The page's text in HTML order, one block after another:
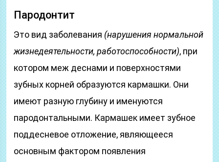
Пародонтит
Это вид заболевания (нарушения нормальной
жизнедеятельности, работоспособности), при
котором меж деснами и поверхностями
зубных корней образуются кармашки. Они
имеют разную глубину и именуются
пародонтальными. Кармашек имеет зубное
поддесневое отложение, являющееся
основным фактором появления